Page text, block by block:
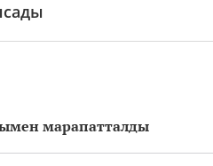
марапатталды